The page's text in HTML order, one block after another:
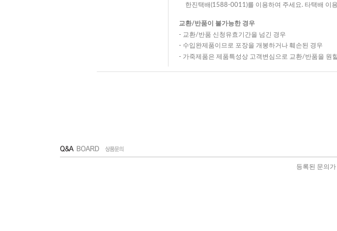
한진택배(1588-0011)를 이용하여 주세요. 타택배 이
교환/반품이 불가능한 경우
- 교환/반품 신청유효기간을 넘긴 경우
- 수입완제품이므로 포장을 개봉하거나 훼손된 경우
- 가죽제품은 제품특성상 고객변심으로 교환/반품을 원
등록된 문의